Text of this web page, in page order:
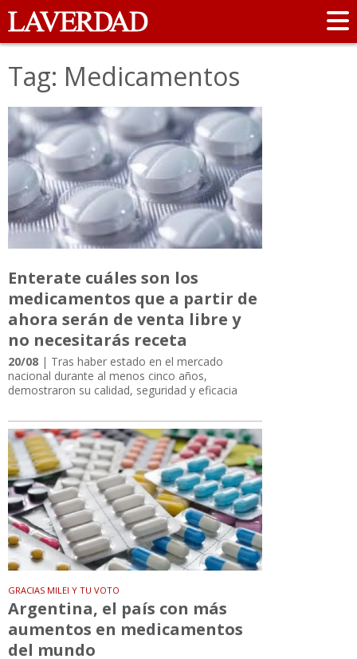
Tag: Medicamentos
Enterate cuáles son los
medicamentos que a partir de
ahora serán de venta libre y
no necesitarás receta
20/08 | Tras haber estado en el mercado
nacional durante al menos cinco años,
demostraron su calidad, seguridad y eficacia
GRACIAS MILEI Y TU VOTO
Argentina, el país con más
aumentos en medicamentos
del mundo